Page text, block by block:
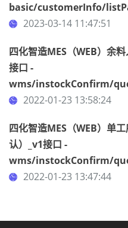
basic/customerInfo/
2023-03-14 11:47:51
四化智造MES（WEB）余
接口 -
wms/instockConfirm/
2022-01-23 13:58:24
四化智造MES（WEB）单
认）_v1接口 -
wms/instockConfirm/
2022-01-23 13:47:44